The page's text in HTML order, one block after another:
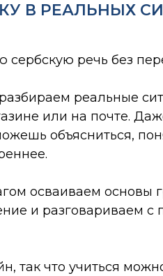
В РЕАЛЬНЫХ
сербскую речь без
реальные
или на почте.
объясниться,
осваиваем основы
и разговариваем с
так что учиться